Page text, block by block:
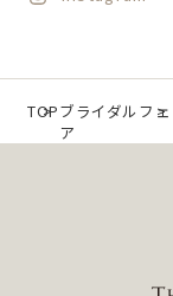
TOPブライダルフェ
ア